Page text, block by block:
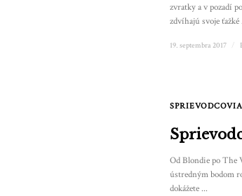
zvratky a v pozadí
zdvíhajú svoje ťažké
19. septembra 2017
Od Blondie po The
ústredným bodom
dokážete ...